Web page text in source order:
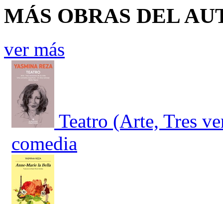
MÁS OBRAS DEL
ver más
Teatro (Arte, Tres
comedia